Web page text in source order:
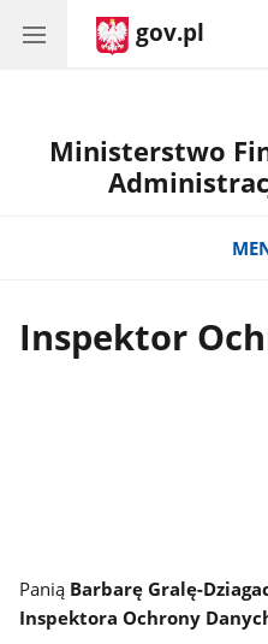
gov.pl
Ministerstwo
Inspektor
Panią Barbarę Gralę-
Inspektora Ochrony